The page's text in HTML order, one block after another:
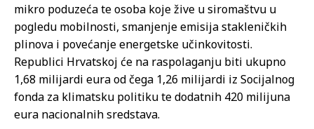
mikro poduzeća te osoba koje žive u siromaštvu u
pogledu mobilnosti, smanjenje emisija stakleničkih
plinova i povećanje energetske učinkovitosti.
Republici Hrvatskoj će na raspolaganju biti ukupno
1,68 milijardi eura od čega 1,26 milijardi iz Socijalnog
fonda za klimatsku politiku te dodatnih 420 milijuna
eura nacionalnih sredstava.